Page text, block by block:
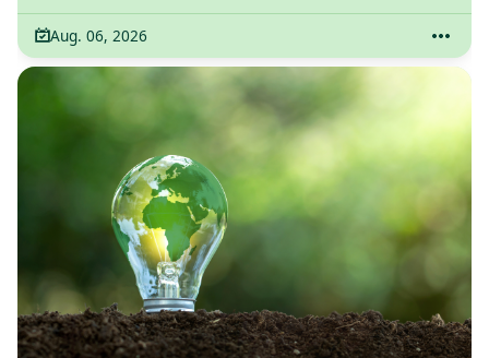
Aug. 06, 2026